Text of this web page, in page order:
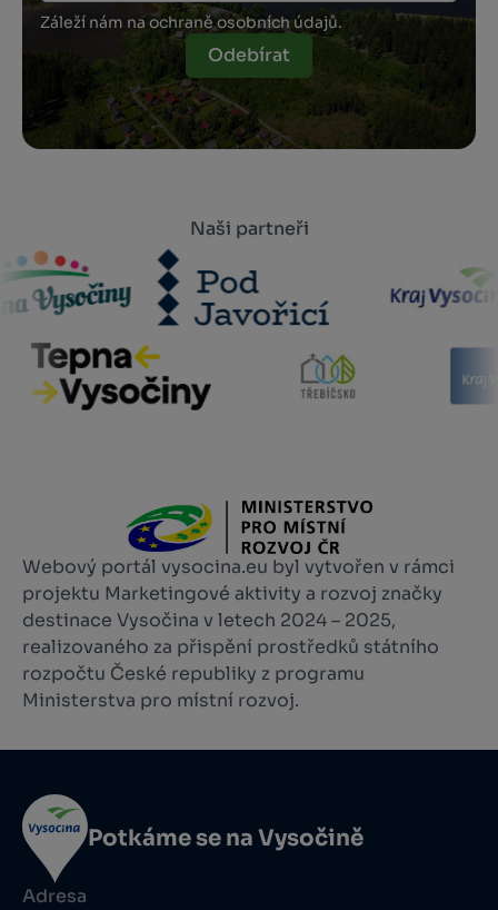
Záleží nám na ochraně osobních údajů.
Odebírat
Naši partneři
Webový portál vysocina.eu byl vytvořen v rámci
projektu Marketingové aktivity a rozvoj značky
destinace Vysočina v letech 2024 – 2025,
realizovaného za přispění prostředků státního
rozpočtu České republiky z programu
Ministerstva pro místní rozvoj.
Potkáme se na Vysočině
Adresa